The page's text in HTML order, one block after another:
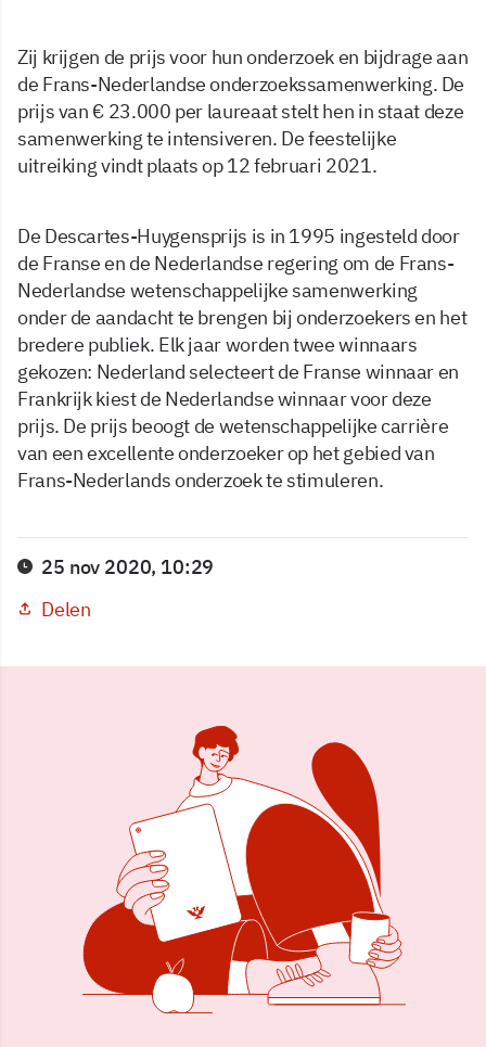
Zij krijgen de prijs voor hun onderzoek en bijdrage aan
de Frans-Nederlandse onderzoekssamenwerking. De
prijs van € 23.000 per laureaat stelt hen in staat deze
samenwerking te intensiveren. De feestelijke
uitreiking vindt plaats op 12 februari 2021.
De Descartes-Huygensprijs is in 1995 ingesteld door
de Franse en de Nederlandse regering om de Frans-
Nederlandse wetenschappelijke samenwerking
onder de aandacht te brengen bij onderzoekers en het
bredere publiek. Elk jaar worden twee winnaars
gekozen: Nederland selecteert de Franse winnaar en
Frankrijk kiest de Nederlandse winnaar voor deze
prijs. De prijs beoogt de wetenschappelijke carrière
van een excellente onderzoeker op het gebied van
Frans-Nederlands onderzoek te stimuleren.
25 nov 2020, 10:29
Delen